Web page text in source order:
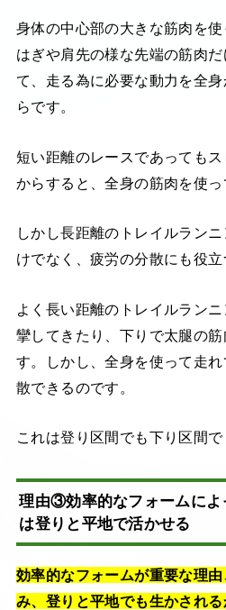
身体の中心部の大きな筋肉を
はぎや肩先の様な先端の筋肉
て、走る為に必要な動力を全
らです。
短い距離のレースであっても
からすると、全身の筋肉を使っ
しかし長距離のトレイルラン
けでなく、疲労の分散にも役立
よく長い距離のトレイルラン
攣してきたり、下りで太腿の
す。しかし、全身を使って走
散できるのです。
これは登り区間でも下り区間で
理由③効率的なフォームによ
は登りと平地で活かせる
効率的なフォームが重要な理
み、登りと平地でも生かされる